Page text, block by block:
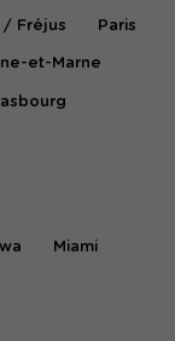
/ Fréjus Paris
et-Marne
Miami